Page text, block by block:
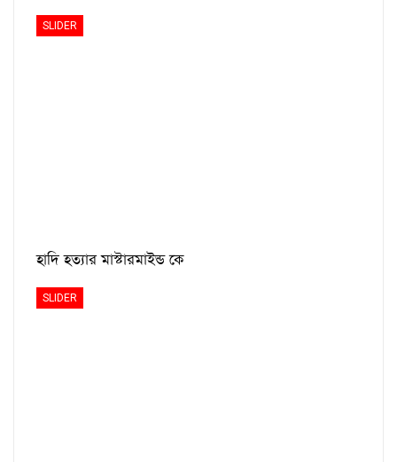
SLIDER
হাদি হত্যার মাস্টারমাইন্ড কে
SLIDER